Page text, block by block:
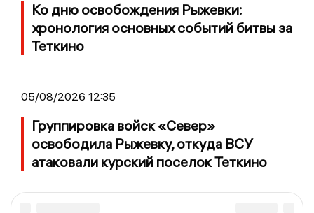
Ко дню освобождения Рыжевки:
хронология основных событий битвы за
Теткино
05/08/2026 12:35
Группировка войск «Север»
освободила Рыжевку, откуда ВСУ
атаковали курский поселок Теткино